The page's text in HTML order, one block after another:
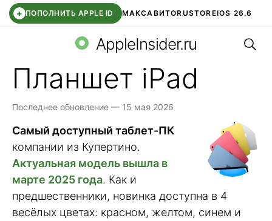
+ ПОПОЛНИТЬ APPLE ID МАКСАВИТОRUSTOREIOS 26.6
СБЕР КИДС ВТБ ОНЛАЙН ЧАТ В ROBLOX
AppleInsider.ru
Планшет iPad
Последнее обновление — 15 мая 2026
Самый доступный таблет-ПК
компании из Купертино.
Актуальная модель вышла в
марте 2025 года. Как и
предшественники, новинка доступна в 4
весёлых цветах: красном, желтом, синем и